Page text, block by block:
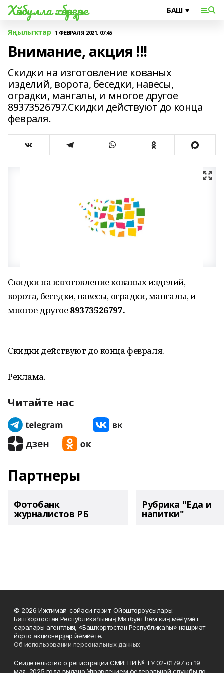
Хәйбулла хәбәрҙәре
Яңылыҡтар 1 ФЕВРАЛЯ 2021, 07:45
Внимание, акция !!!
Скидки на изготовление кованых
изделий, ворота, беседки, навесы,
оградки, мангалы, и многое другое
89373526797.Скидки действуют до конца
февраля.
Скидки на изготовление кованых изделий,
ворота, беседки, навесы, оградки, мангалы, и
многое другое89373526797.
Скидки действуют до конца февраля.
Реклама.
Читайте нас
Партнеры
Фотобанк
журналистов РБ
Рубрика "Еда и
напитки"
© 2026 Ижтимағи-сәйәси гәзит. Ойоштороусылары:
Башҡортостан Республикаһының Матбуғат һәм киң мәғлүмәт
саралары агентлығы, «Башҡортостан Республикаһы» нәшриәт
йорто акционерҙар йәмғиәте.
Об использовании персональных данных
Свидетельство о регистрации СМИ: ПИ № ТУ 02-01797 от 19
мая 2025 года выдано Управлением федеральной службы по